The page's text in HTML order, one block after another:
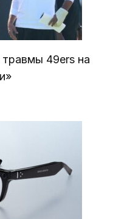
49ers на